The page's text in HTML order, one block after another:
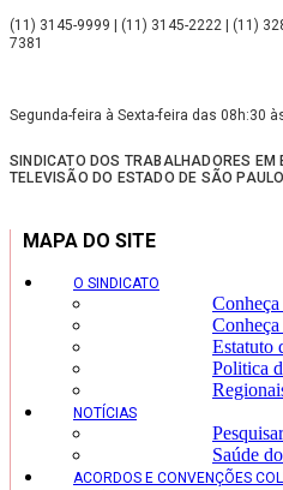
(11) 3145-9999 | (11) 3145-2222 | (11)
7381
Segunda-feira à Sexta-feira das 08h:30
SINDICATO DOS TRABALHADORES
TELEVISÃO DO ESTADO DE SÃO PAULO
MAPA DO SITE
O SINDICATO
Estatuto
Politica
NOTÍCIAS
Pesquisar
Saúde
ACORDOS E CONVENÇÕES